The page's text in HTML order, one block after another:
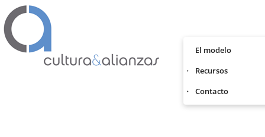
El modelo
Recursos
Contacto